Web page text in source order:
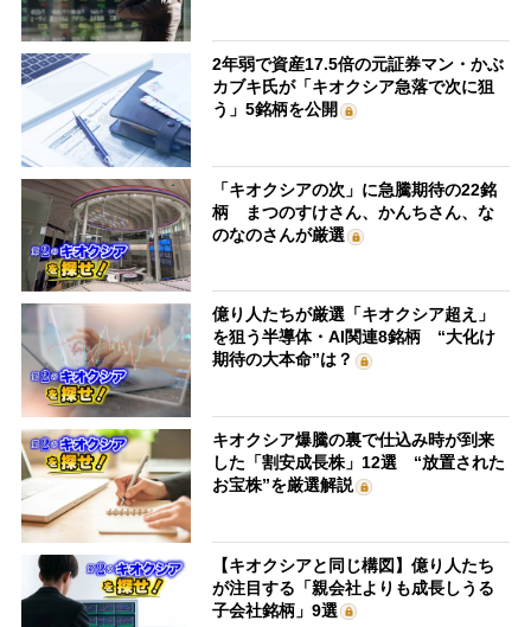
2年弱で資産17.5倍の元証券マン・かぶ
カブキ氏が「キオクシア急落で次に狙
う」5銘柄を公開
「キオクシアの次」に急騰期待の22銘
柄 まつのすけさん、かんちさん、な
のなのさんが厳選
億り人たちが厳選「キオクシア超え」
を狙う半導体・AI関連8銘柄 “大化け
期待の大本命”は？
キオクシア爆騰の裏で仕込み時が到来
した「割安成長株」12選 “放置された
お宝株”を厳選解説
【キオクシアと同じ構図】億り人たち
が注目する「親会社よりも成長しうる
子会社銘柄」9選